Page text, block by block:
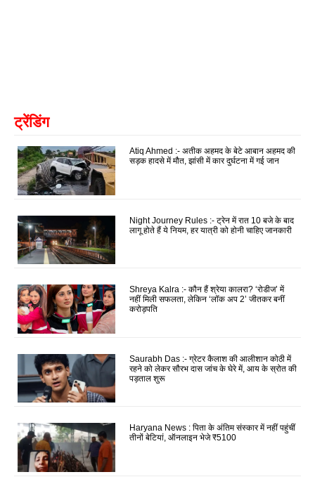
ट्रेंडिंग
Atiq Ahmed :- अतीक अहमद के बेटे आबान अहमद की
सड़क हादसे में मौत, झांसी में कार दुर्घटना में गई जान
Night Journey Rules :- ट्रेन में रात 10 बजे के बाद
लागू होते हैं ये नियम, हर यात्री को होनी चाहिए जानकारी
Shreya Kalra :- कौन हैं श्रेया कालरा? ‘रोडीज’ में
नहीं मिली सफलता, लेकिन ‘लॉक अप 2’ जीतकर बनीं
करोड़पति
Saurabh Das :- ग्रेटर कैलाश की आलीशान कोठी में
रहने को लेकर सौरभ दास जांच के घेरे में, आय के स्रोत की
पड़ताल शुरू
Haryana News : पिता के अंतिम संस्कार में नहीं पहुंचीं
तीनों बेटियां, ऑनलाइन भेजे ₹5100